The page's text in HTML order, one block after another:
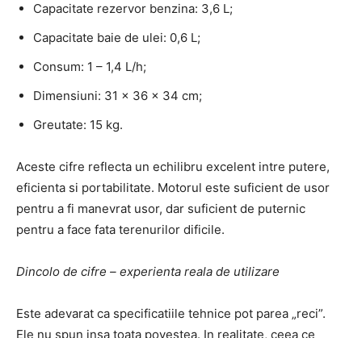
Capacitate rezervor benzina: 3,6 L;
Capacitate baie de ulei: 0,6 L;
Consum: 1 – 1,4 L/h;
Dimensiuni: 31 x 36 x 34 cm;
Greutate: 15 kg.
Aceste cifre reflecta un echilibru excelent intre putere,
eficienta si portabilitate. Motorul este suficient de usor
pentru a fi manevrat usor, dar suficient de puternic
pentru a face fata terenurilor dificile.
Dincolo de cifre – experienta reala de utilizare
Este adevarat ca specificatiile tehnice pot parea „reci”.
Ele nu spun insa toata povestea. In realitate, ceea ce